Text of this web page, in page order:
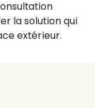
la solution qui
extérieur.